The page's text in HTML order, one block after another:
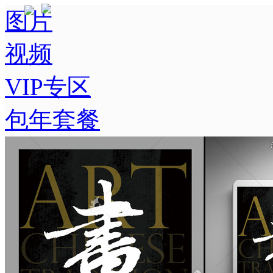
图片
视频
VIP专区
包年套餐